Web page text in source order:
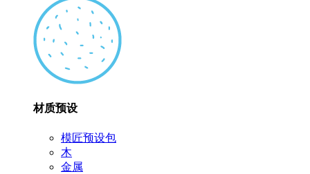
材质预设
模匠预设包
木
金属